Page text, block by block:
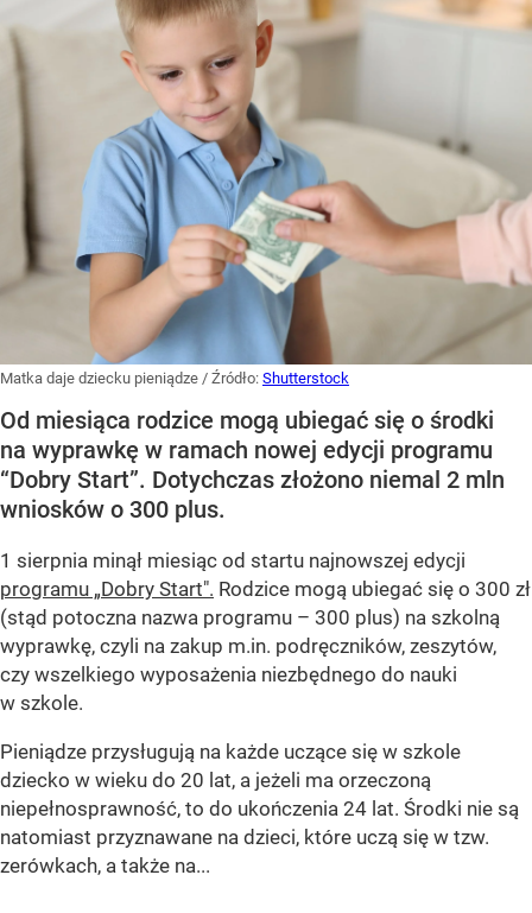
Matka daje dziecku pieniądze / Źródło: Shutterstock
Od miesiąca rodzice mogą ubiegać się o środki
na wyprawkę w ramach nowej edycji programu
“Dobry Start”. Dotychczas złożono niemal 2 mln
wniosków o 300 plus.
1 sierpnia minął miesiąc od startu najnowszej edycji
programu „Dobry Start". Rodzice mogą ubiegać się o 300 zł
(stąd potoczna nazwa programu – 300 plus) na szkolną
wyprawkę, czyli na zakup m.in. podręczników, zeszytów,
czy wszelkiego wyposażenia niezbędnego do nauki
w szkole.
Pieniądze przysługują na każde uczące się w szkole
dziecko w wieku do 20 lat, a jeżeli ma orzeczoną
niepełnosprawność, to do ukończenia 24 lat. Środki nie są
natomiast przyznawane na dzieci, które uczą się w tzw.
zerówkach, a także na...